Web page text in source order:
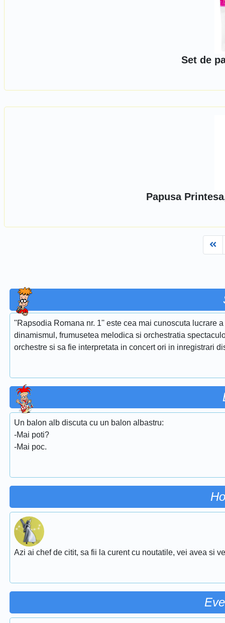
Set de
Papusa
''Rapsodia Romana nr. 1'' este cea mai cunoscuta lucrare
dinamismul, frumusetea melodica si orchestratia
orchestre si sa fie interpretata in concert ori in inregistrari
Un balon alb discuta cu un balon albastru:
-Mai poti?
-Mai poc.
Azi ai chef de citit, sa fii la curent cu noutatile, vei avea si